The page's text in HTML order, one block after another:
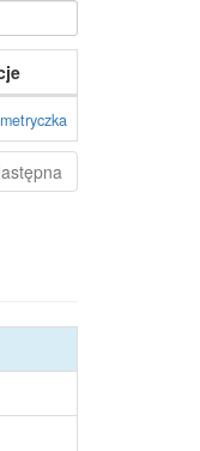
metryczka